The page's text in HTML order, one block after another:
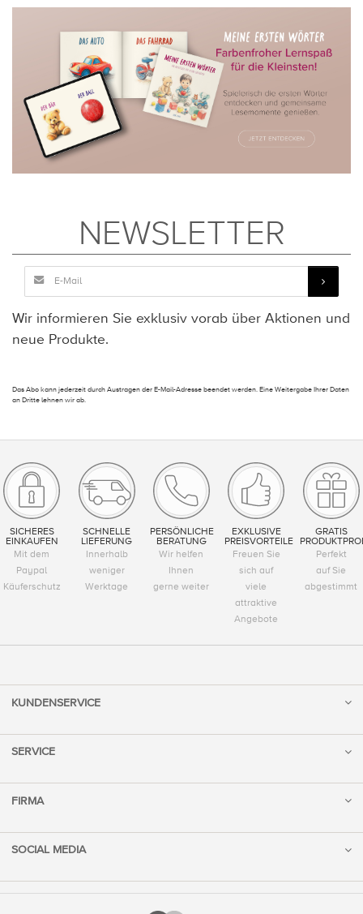
NEWSLETTER
Wir informieren Sie exklusiv vorab über Aktionen und
neue Produkte.
Das Abo kann jederzeit durch Austragen der E-Mail-Adresse beendet werden. Eine Weitergabe Ihrer Daten
an Dritte lehnen wir ab.
SICHERES
EINKAUFEN
Mit dem
Paypal
Käuferschutz
SCHNELLE
LIEFERUNG
Innerhalb
weniger
Werktage
PERSÖNLICHE
BERATUNG
Wir helfen
Ihnen
gerne weiter
EXKLUSIVE
PREISVORTEILE
Freuen Sie
sich auf
viele
attraktive
Angebote
GRATIS
Perfekt
auf Sie
abgestimmt
KUNDENSERVICE
SERVICE
FIRMA
SOCIAL MEDIA